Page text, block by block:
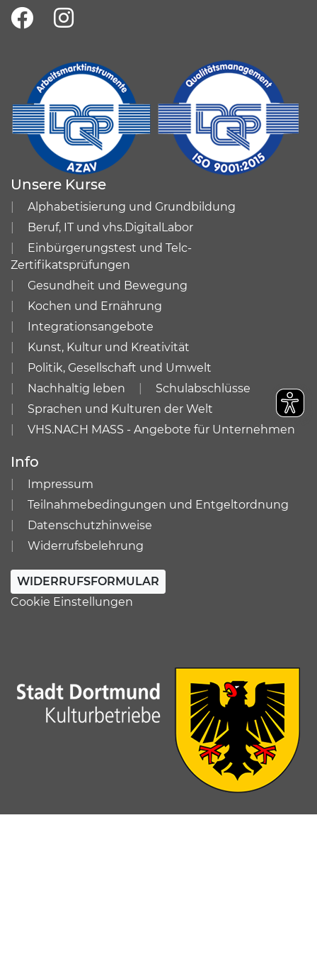
Unsere Kurse
Alphabetisierung und Grundbildung
Beruf, IT und vhs.DigitalLabor
Einbürgerungstest und Telc-
Zertifikatsprüfungen
Gesundheit und Bewegung
Kochen und Ernährung
Integrationsangebote
Kunst, Kultur und Kreativität
Politik, Gesellschaft und Umwelt
Nachhaltig leben
Schulabschlüsse
Sprachen und Kulturen der Welt
VHS.NACH MASS - Angebote für Unternehmen
Info
Impressum
Teilnahmebedingungen und Entgeltordnung
Datenschutzhinweise
Widerrufsbelehrung
WIDERRUFSFORMULAR
Cookie Einstellungen